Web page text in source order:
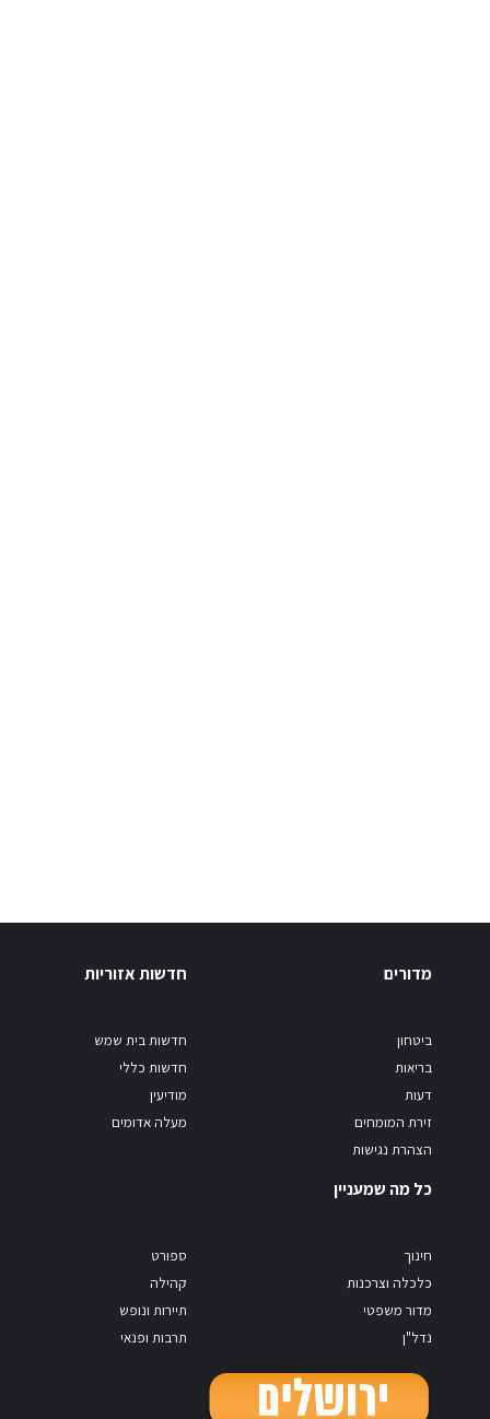
מדורים
ביטחון
בריאות
דעות
זירת המומחים
הצהרת נגישות
חדשות אזוריות
חדשות בית שמש
חדשות כללי
מודיעין
מעלה אדומים
כל מה שמעניין
חינוך
כלכלה וצרכנות
מדור משפטי
נדל"ן
ספורט
קהילה
תיירות ונופש
תרבות ופנאי